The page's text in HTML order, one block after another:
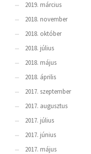
2019. március
2018. november
2018. október
2018. július
2018. május
2018. április
2017. szeptember
2017. augusztus
2017. július
2017. június
2017. május